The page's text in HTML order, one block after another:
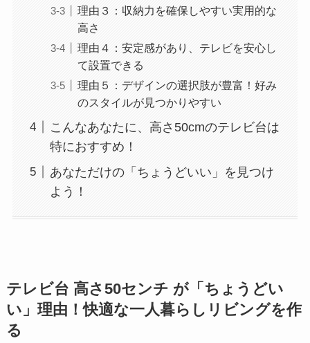
理由３：収納力を確保しやすい実用的な
高さ
理由４：安定感があり、テレビを安心し
て設置できる
理由５：デザインの選択肢が豊富！好み
のスタイルが見つかりやすい
こんなあなたに、高さ50cmのテレビ台は
特におすすめ！
あなただけの「ちょうどいい」を見つけ
よう！
テレビ台 高さ50センチ が「ちょうどい
い」理由！快適な一人暮らしリビングを作
る